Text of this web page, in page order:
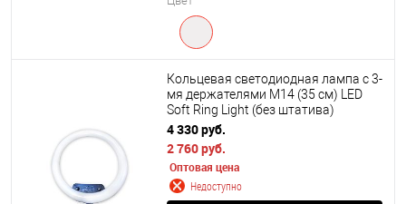
Кольцевая светодиодная лампа с 3-
мя держателями M14 (35 см) LED
Soft Ring Light (без штатива)
4 330 руб.
2 760 руб.
Оптовая цена
Недоступно